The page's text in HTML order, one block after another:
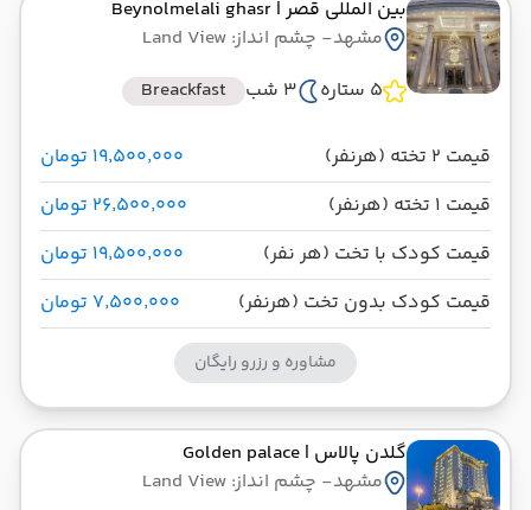
بین المللی قصر| Beynolmelali ghasr
مشهد- چشم انداز: Land View
5 ستاره
3 شب Breackfast
قیمت 2 تخته (هرنفر)
۱۹٬۵۰۰٬۰۰۰ تومان
قیمت 1 تخته (هرنفر)
۲۶٬۵۰۰٬۰۰۰ تومان
قیمت کودک با تخت (هر نفر)
۱۹٬۵۰۰٬۰۰۰ تومان
قیمت کودک بدون تخت (هرنفر)
۷٬۵۰۰٬۰۰۰ تومان
مشاوره و رزرو رایگان
گلدن پالاس | Golden palace
مشهد- چشم انداز: Land View